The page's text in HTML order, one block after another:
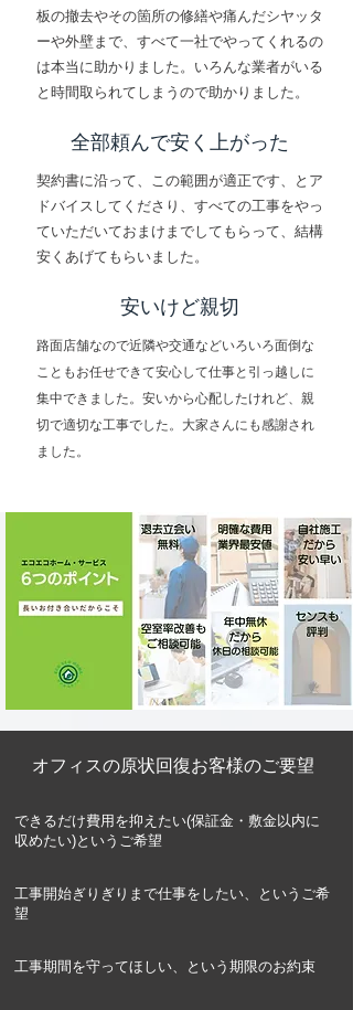
板の撤去やその箇所の修繕や痛んだシヤッタ
ーや外壁まで、すべて一社でやってくれるの
は本当に助かりました。いろんな業者がいる
と時間取られてしまうので助かりました。
全部頼んで安く上がった
契約書に沿って、この範囲が適正です、とア
ドバイスしてくださり、すべての工事をやっ
ていただいておまけまでしてもらって、結構
安くあげてもらいました。
安いけど親切
路面店舗なので近隣や交通などいろいろ面倒な
こともお任せできて安心して仕事と引っ越しに
集中できました。安いから心配したけれど、親
切で適切な工事でした。大家さんにも感謝され
ました。
​オフィスの原状回復お客様のご要望
できるだけ費用を抑えたい(保証金・敷金以内に
収めたい)というご希望
工事開始ぎりぎりまで仕事をしたい、というご希
望
工事期間を守ってほしい、という期限のお約束